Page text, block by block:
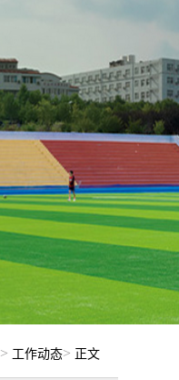
> 工作动态> 正文